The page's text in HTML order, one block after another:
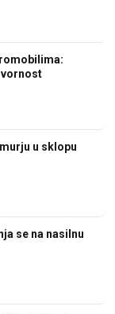
u sklopu
se na nasilnu